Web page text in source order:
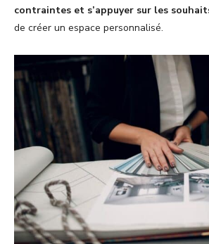
contraintes et s’appuyer sur les
de créer un espace personnalisé.